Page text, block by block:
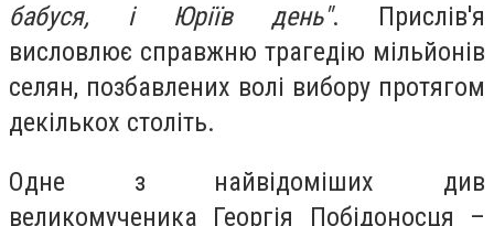
бабуся, і Юріїв день". Прислів'я
висловлює справжню трагедію мільйонів
селян, позбавлених волі вибору протягом
декількох століть.
Одне з найвідоміших див
великомученика Георгія Побідоносця –